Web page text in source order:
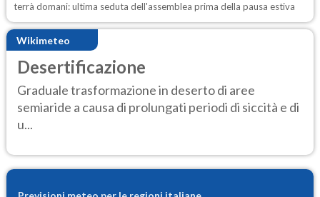
terrà domani: ultima seduta dell'assemblea prima della pausa estiva
Wikimeteo
Desertificazione
Graduale trasformazione in deserto di aree
semiaride a causa di prolungati periodi di siccità e di
u...